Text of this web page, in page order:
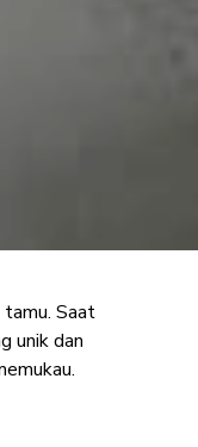
tamu. Saat
unik dan